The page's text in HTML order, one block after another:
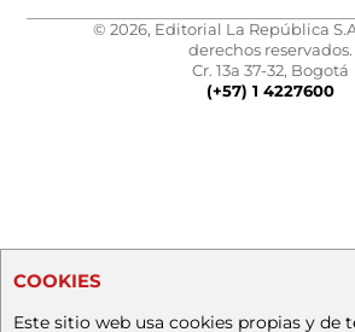
© 2026, Editorial La República
derechos reservados.
Cr. 13a 37-32, Bogotá
(+57) 1 4227600
COOKIES
Este sitio web usa cookies propias y de